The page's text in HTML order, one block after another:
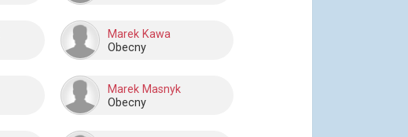
Marek Kawa
Obecny
Marek Masnyk
Obecny